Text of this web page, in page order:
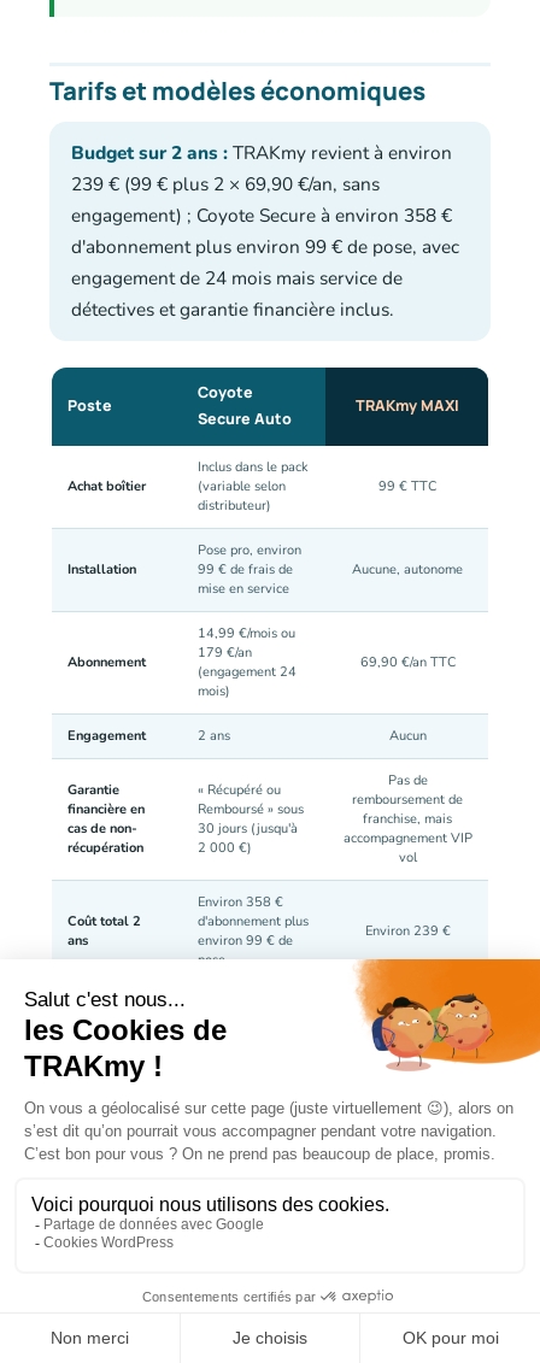
Tarifs et modèles économiques
Budget sur 2 ans :TRAKmy revient à environ
239 € (99 € plus 2 × 69,90 €/an, sans
engagement) ; Coyote Secure à environ 358 €
d'abonnement plus environ 99 € de pose, avec
engagement de 24 mois mais service de
détectives et garantie financière inclus.
Poste
Coyote
Secure Auto
TRAKmy MAXI
Achat boîtier
Inclus dans le pack
(variable selon
distributeur)
99 € TTC
Installation
Pose pro, environ
99 € de frais de
mise en service
Aucune, autonome
Abonnement
14,99 €/mois ou
179 €/an
(engagement 24
mois)
69,90 €/an TTC
Engagement 2 ans Aucun
Garantie
financière en
cas de non-
récupération
« Récupéré ou
Remboursé » sous
30 jours (jusqu'à
2 000 €)
Pas de
remboursement de
franchise, mais
accompagnement VIP
vol
Coût total 2
ans
Environ 358 €
d'abonnement plus
environ 99 € de
pose
Environ 239 €
Coût par actif
supplémentaire
complet
99 € plus 69,90 €/an
par traceur ajouté
💰 Lecture transparente :Coyote inclut dans son
tarif uneéquipe de détectives 24/7, une
technologie radio brevetée et unegarantie
son tarif sur véhicule unique de grande valeur.
TRAKmy se positionne sur un modèle plus
engagementet uncoût marginal beaucoup plus
faible pour ajouter des actifs
, pertinent quand on